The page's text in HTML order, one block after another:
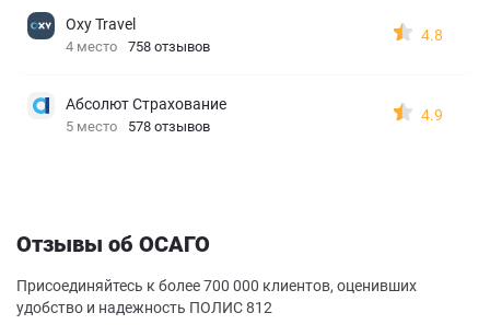
Oxy Travel
4 место 758 отзывов
4.8
Абсолют Страхование
5 место 578 отзывов
4.9
Отзывы об ОСАГО
Присоединяйтесь к более 700 000 клиентов, оценивших
удобство и надежность ПОЛИС 812